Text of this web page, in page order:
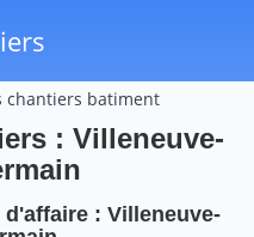
chantiers batiment
: Villeneuve-
: Villeneuve-